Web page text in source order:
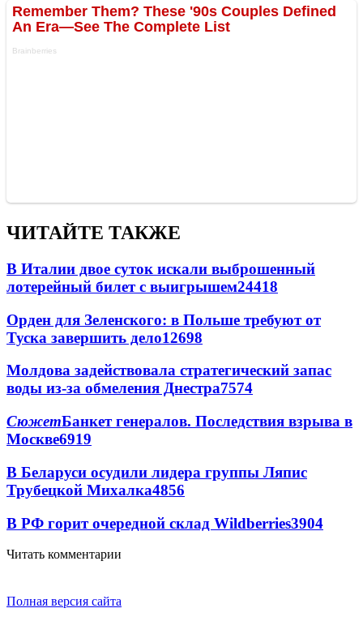
ЧИТАЙТЕ ТАКЖЕ
В Италии двое суток искали выброшенный
лотерейный билет с выигрышем24418
Орден для Зеленского: в Польше требуют от
Туска завершить дело12698
Молдова задействовала стратегический запас
воды из-за обмеления Днестра7574
СюжетБанкет генералов. Последствия взрыва в
Москве6919
В Беларуси осудили лидера группы Ляпис
Трубецкой Михалка4856
В РФ горит очередной склад Wildberries3904
Читать комментарии
Полная версия сайта